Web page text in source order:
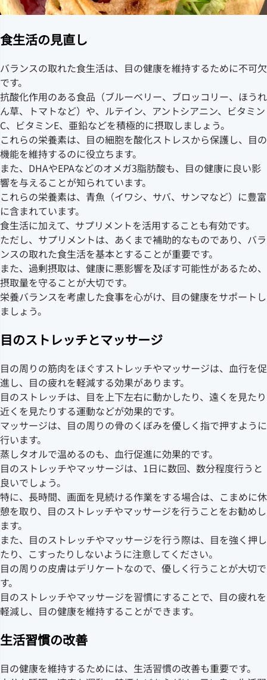
食生活の見直し
バランスの取れた食生活は、目の健康を維持するために不可欠
です。
抗酸化作用のある食品（ブルーベリー、ブロッコリー、ほうれ
ん草、トマトなど）や、ルテイン、アントシアニン、ビタミン
C、ビタミンE、亜鉛などを積極的に摂取しましょう。
これらの栄養素は、目の細胞を酸化ストレスから保護し、目の
機能を維持するのに役立ちます。
また、DHAやEPAなどのオメガ3脂肪酸も、目の健康に良い影
響を与えることが知られています。
これらの栄養素は、青魚（イワシ、サバ、サンマなど）に豊富
に含まれています。
食生活に加えて、サプリメントを活用することも有効です。
ただし、サプリメントは、あくまで補助的なものであり、バラ
ンスの取れた食生活を基本とすることが重要です。
また、過剰摂取は、健康に悪影響を及ぼす可能性があるため、
摂取量を守ることが大切です。
栄養バランスを考慮した食事を心がけ、目の健康をサポートし
ましょう。
目のストレッチとマッサージ
目の周りの筋肉をほぐすストレッチやマッサージは、血行を促
進し、目の疲れを軽減する効果があります。
目のストレッチは、目を上下左右に動かしたり、遠くを見たり
近くを見たりする運動などが効果的です。
マッサージは、目の周りの骨のくぼみを優しく指で押すように
行います。
蒸しタオルで温めるのも、血行促進に効果的です。
目のストレッチやマッサージは、1日に数回、数分程度行うと
良いでしょう。
特に、長時間、画面を見続ける作業をする場合は、こまめに休
憩を取り、目のストレッチやマッサージを行うことをお勧めし
ます。
また、目のストレッチやマッサージを行う際は、目を強く押し
たり、こすったりしないように注意してください。
目の周りの皮膚はデリケートなので、優しく行うことが大切で
す。
目のストレッチやマッサージを習慣にすることで、目の疲れを
軽減し、目の健康を維持することができます。
生活習慣の改善
目の健康を維持するためには、生活習慣の改善も重要です。